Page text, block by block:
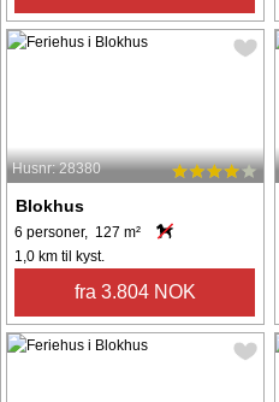
Husnr: 28380
Blokhus
6 personer, 127 m²
1,0 km til kyst.
fra 3.804 NOK